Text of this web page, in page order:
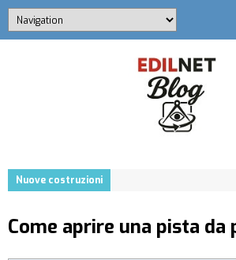
Nuove costruzioni
Come aprire una pista